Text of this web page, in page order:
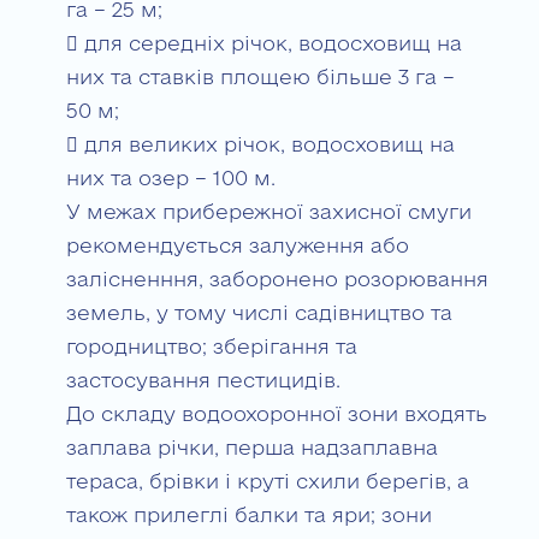
га – 25 м;
 для середніх річок, водосховищ на
них та ставків площею більше 3 га –
50 м;
 для великих річок, водосховищ на
них та озер – 100 м.
У межах прибережної захисної смуги
рекомендується залуження або
залісненння, заборонено розорювання
земель, у тому числі садівництво та
городництво; зберігання та
застосування пестицидів.
До складу водоохоронної зони входять
заплава річки, перша надзаплавна
тераса, брівки і круті схили берегів, а
також прилеглі балки та яри; зони